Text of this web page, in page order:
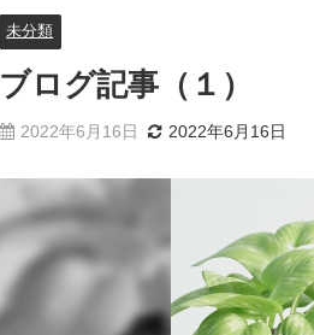
未分類
ブログ記事（１）
2022年6月16日 2022年6月16日